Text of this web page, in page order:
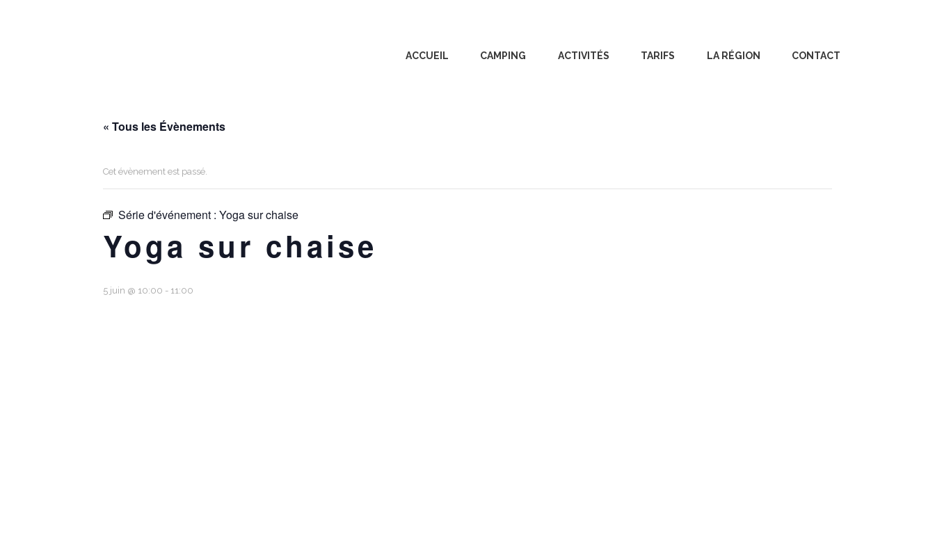
ACCUEIL CAMPING ACTIVITÉS TARIFS LA RÉGION CONTACT
« Tous les Évènements
Cet évènement est passé.
Série d'événement : Yoga sur chaise
Yoga sur chaise
5 juin @ 10:00 - 11:00